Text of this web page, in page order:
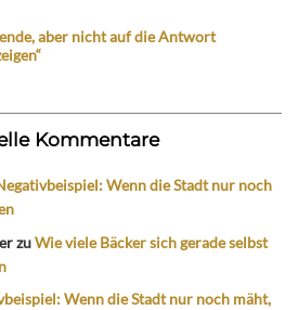
aber nicht auf die Antwort
Kommentare
Wenn die Stadt nur noch
zuWie viele Bäcker sich gerade selbst
Wenn die Stadt nur noch mäht,